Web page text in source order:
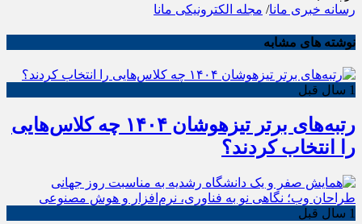
رسانه خبری مانا/ مجله الکترونیکی مانا
نوشته های مشابه
1 سال قبل
رتبه‌های برتر تیزهوشان ۱۴۰۴ چه کلاس‌هایی
را انتخاب کردند؟
1 سال قبل